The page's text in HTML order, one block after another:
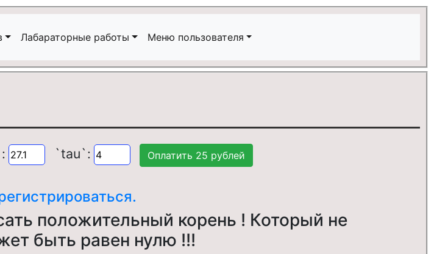
Лабараторные работы Меню пользователя
`tau`:
положительный корень ! Который не
быть равен нулю !!!